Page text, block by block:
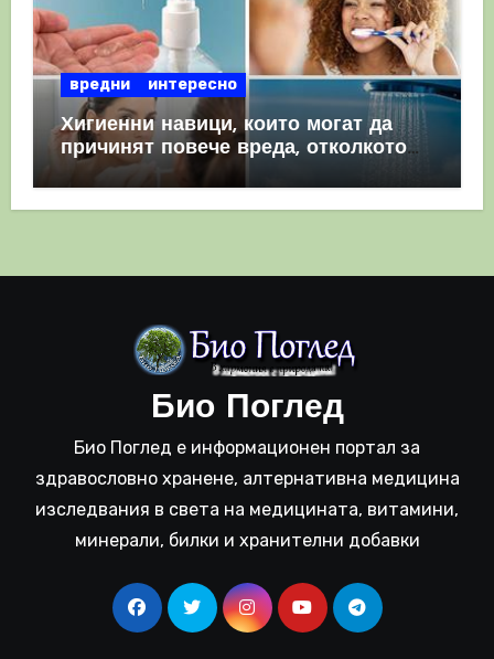
вредни интересно
Хигиенни навици, които могат да
причинят повече вреда, отколкото
полза
Био Поглед
Био Поглед е информационен портал за
здравословно хранене, алтернативна медицина
изследвания в света на медицината, витамини,
минерали, билки и хранителни добавки